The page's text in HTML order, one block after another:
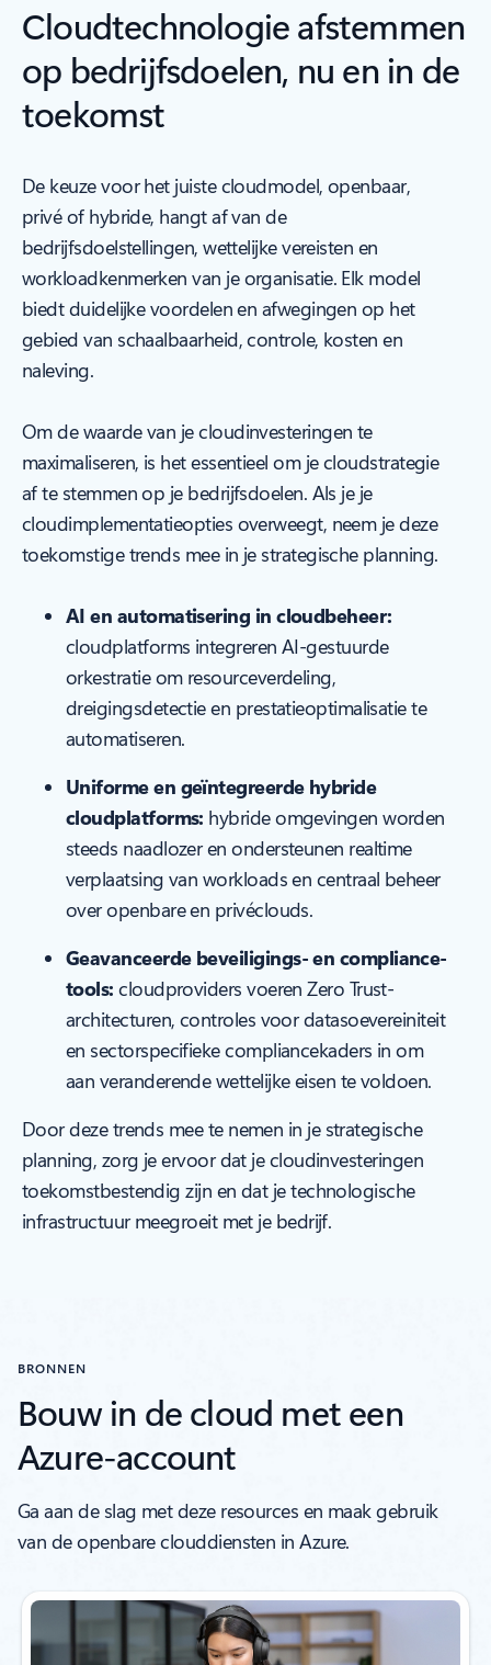
Cloudtechnologie afstemmen
op bedrijfsdoelen, nu en in de
toekomst
De keuze voor het juiste cloudmodel, openbaar,
privé of hybride, hangt af van de
bedrijfsdoelstellingen, wettelijke vereisten en
workloadkenmerken van je organisatie. Elk model
biedt duidelijke voordelen en afwegingen op het
gebied van schaalbaarheid, controle, kosten en
naleving.
Om de waarde van je cloudinvesteringen te
maximaliseren, is het essentieel om je cloudstrategie
af te stemmen op je bedrijfsdoelen. Als je je
cloudimplementatieopties overweegt, neem je deze
toekomstige trends mee in je strategische planning.
AI en automatisering in cloudbeheer:
cloudplatforms integreren AI-gestuurde
orkestratie om resourceverdeling,
dreigingsdetectie en prestatieoptimalisatie te
automatiseren.
Uniforme en geïntegreerde hybride
cloudplatforms: hybride omgevingen worden
steeds naadlozer en ondersteunen realtime
verplaatsing van workloads en centraal beheer
over openbare en privéclouds.
Geavanceerde beveiligings- en compliance-
tools: cloudproviders voeren Zero Trust-
architecturen, controles voor datasoevereiniteit
en sectorspecifieke compliancekaders in om
aan veranderende wettelijke eisen te voldoen.
Door deze trends mee te nemen in je strategische
planning, zorg je ervoor dat je cloudinvesteringen
toekomstbestendig zijn en dat je technologische
infrastructuur meegroeit met je bedrijf.
BRONNEN
Bouw in de cloud met een
Azure-account
Ga aan de slag met deze resources en maak gebruik
van de openbare clouddiensten in Azure.